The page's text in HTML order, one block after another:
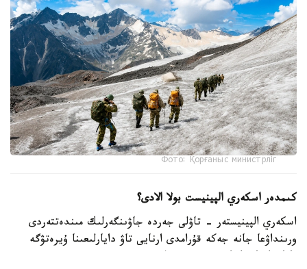
Фото: Қорғаныс министрліг
كىمدەر اسكەري الپينيست بولا الادى؟
اسكەري الپينيستەر - تاۋلى جەردە جاۋىنگەرلىك مىندەتتەردى
ورىنداۋعا جانە جەكە قۇرامدى ارنايى تاۋ دايارلىعىنا ۇيرەتۋگە